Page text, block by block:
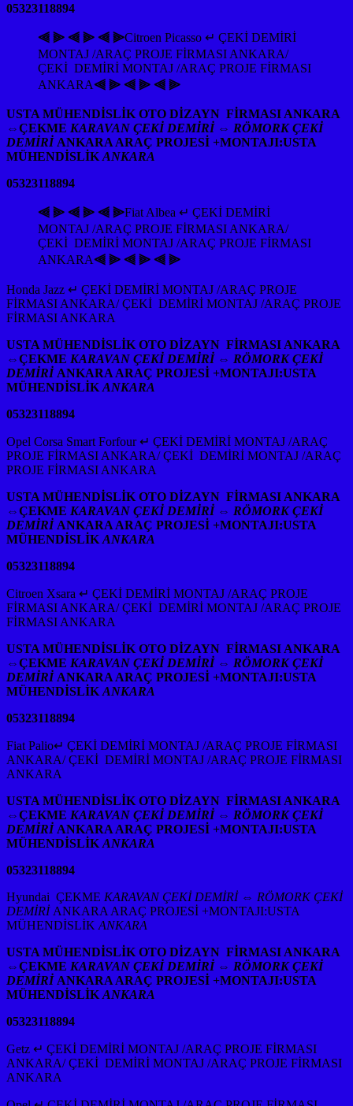
05323118894
⫷ ⫸ ⫷ ⫸ ⫷ ⫸Citroen Picasso ↵ ÇEKİ DEMİRİ
MONTAJ /ARAÇ PROJE FİRMASI ANKARA/
ÇEKİ DEMİRİ MONTAJ /ARAÇ PROJE FİRMASI
ANKARA⫷ ⫸ ⫷ ⫸ ⫷ ⫸
USTA MÜHENDİSLİK OTO DİZAYN FİRMASI ANKARA
⇔ÇEKME KARAVAN ÇEKİ DEMİRİ ⇔ RÖMORK ÇEKİ
DEMİRİANKARA ARAÇ PROJESİ +MONTAJI:USTA
MÜHENDİSLİK ANKARA
05323118894
⫷ ⫸ ⫷ ⫸ ⫷ ⫸Fiat Albea ↵ ÇEKİ DEMİRİ
MONTAJ /ARAÇ PROJE FİRMASI ANKARA/
ÇEKİ DEMİRİ MONTAJ /ARAÇ PROJE FİRMASI
ANKARA⫷ ⫸ ⫷ ⫸ ⫷ ⫸
Honda Jazz ↵ ÇEKİ DEMİRİ MONTAJ /ARAÇ PROJE
FİRMASI ANKARA/ ÇEKİ DEMİRİ MONTAJ /ARAÇ PROJE
FİRMASI ANKARA
USTA MÜHENDİSLİK OTO DİZAYN FİRMASI ANKARA
⇔ÇEKME KARAVAN ÇEKİ DEMİRİ ⇔ RÖMORK ÇEKİ
DEMİRİANKARA ARAÇ PROJESİ +MONTAJI:USTA
MÜHENDİSLİK ANKARA
05323118894
Opel Corsa Smart Forfour ↵ ÇEKİ DEMİRİ MONTAJ /ARAÇ
PROJE FİRMASI ANKARA/ ÇEKİ DEMİRİ MONTAJ /ARAÇ
PROJE FİRMASI ANKARA
USTA MÜHENDİSLİK OTO DİZAYN FİRMASI ANKARA
⇔ÇEKME KARAVAN ÇEKİ DEMİRİ ⇔ RÖMORK ÇEKİ
DEMİRİANKARA ARAÇ PROJESİ +MONTAJI:USTA
MÜHENDİSLİK ANKARA
05323118894
Citroen Xsara ↵ ÇEKİ DEMİRİ MONTAJ /ARAÇ PROJE
FİRMASI ANKARA/ ÇEKİ DEMİRİ MONTAJ /ARAÇ PROJE
FİRMASI ANKARA
USTA MÜHENDİSLİK OTO DİZAYN FİRMASI ANKARA
⇔ÇEKME KARAVAN ÇEKİ DEMİRİ ⇔ RÖMORK ÇEKİ
DEMİRİANKARA ARAÇ PROJESİ +MONTAJI:USTA
MÜHENDİSLİK ANKARA
05323118894
Fiat Palio↵ ÇEKİ DEMİRİ MONTAJ /ARAÇ PROJE FİRMASI
ANKARA/ ÇEKİ DEMİRİ MONTAJ /ARAÇ PROJE FİRMASI
ANKARA
USTA MÜHENDİSLİK OTO DİZAYN FİRMASI ANKARA
⇔ÇEKME KARAVAN ÇEKİ DEMİRİ ⇔ RÖMORK ÇEKİ
DEMİRİANKARA ARAÇ PROJESİ +MONTAJI:USTA
MÜHENDİSLİK ANKARA
05323118894
Hyundai ÇEKME KARAVAN ÇEKİ DEMİRİ ⇔ RÖMORK ÇEKİ
DEMİRİANKARA ARAÇ PROJESİ +MONTAJI:USTA
MÜHENDİSLİK ANKARA
USTA MÜHENDİSLİK OTO DİZAYN FİRMASI ANKARA
⇔ÇEKME KARAVAN ÇEKİ DEMİRİ ⇔ RÖMORK ÇEKİ
DEMİRİANKARA ARAÇ PROJESİ +MONTAJI:USTA
MÜHENDİSLİK ANKARA
05323118894
Getz ↵ ÇEKİ DEMİRİ MONTAJ /ARAÇ PROJE FİRMASI
ANKARA/ ÇEKİ DEMİRİ MONTAJ /ARAÇ PROJE FİRMASI
ANKARA